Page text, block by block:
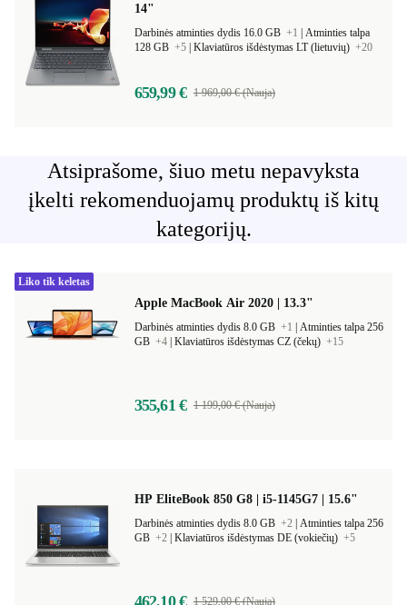
14"
Darbinės atminties dydis 16.0 GB +1
Atminties talpa
128 GB +5 Klaviatūros išdėstymas LT (lietuvių) +20
659,99 € 1 969,00 € (Nauja)
Atsiprašome, šiuo metu nepavyksta
įkelti rekomenduojamų produktų iš kitų
kategorijų.
Apple MacBook Air 2020 | 13.3"
Darbinės atminties dydis 8.0 GB +1
Atminties talpa 256
GB +4 Klaviatūros išdėstymas CZ (čekų) +15
355,61 € 1 199,00 € (Nauja)
Liko tik keletas
HP EliteBook 850 G8 | i5-1145G7 | 15.6"
Darbinės atminties dydis 8.0 GB +2 Atminties talpa 256
GB +2 Klaviatūros išdėstymas DE (vokiečių) +5
462,10 € 1 529,00 € (Nauja)